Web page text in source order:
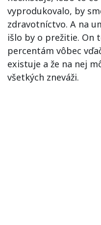
vyprodukovalo, by
zdravotníctvo. A na
išlo by o prežitie. On
percentám vôbec
existuje a že na nej
všetkých zneváži.